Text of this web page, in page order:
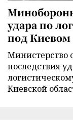
удара по
под Киевом
Министерство
последствия
Киевской